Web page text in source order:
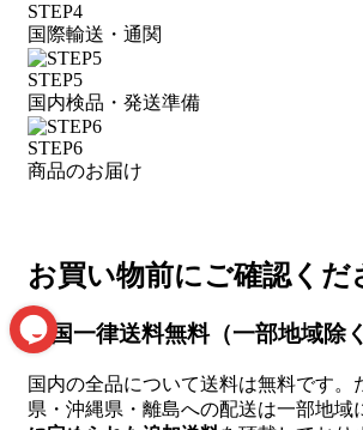
STEP4
国際輸送・通関
STEP5
国内検品・発送準備
STEP6
商品のお届け
お買い物前にご確認くだ
全国一律送料無料（一部地域除く
国内の全品について送料は無料です。
県・沖縄県・離島への配送は一部地域